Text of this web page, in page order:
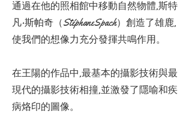
通過在他的照相館中移動自然物體,斯特
凡·斯帕奇（StéphaneSpach）創造了雄鹿,
使我們的想像力充分發揮共鳴作用。
在王陽的作品中,最基本的攝影技術與最
現代的攝影技術相撞,並激發了隱喻和疾
病烙印的圖像。